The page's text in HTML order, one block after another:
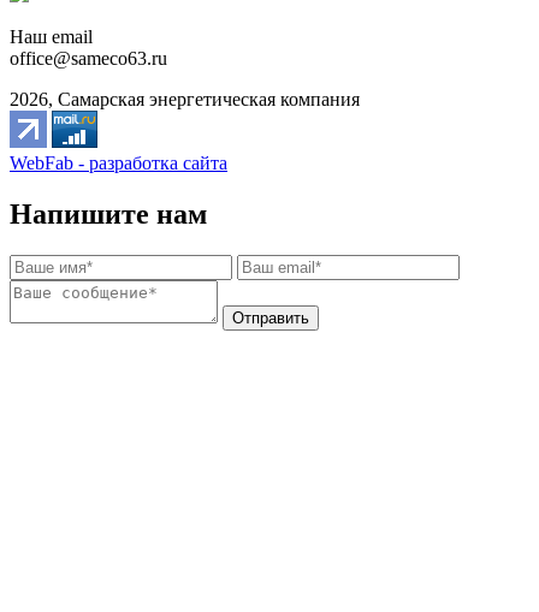
Наш email
office@sameco63.ru
2026, Самарская энергетическая компания
WebFab - разработка сайта
Напишите нам